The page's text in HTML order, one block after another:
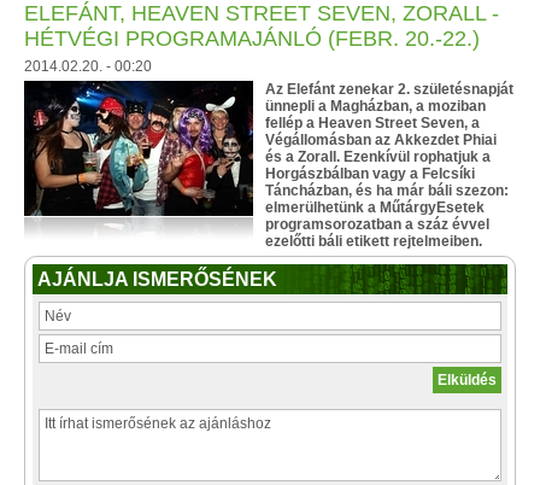
ELEFÁNT, HEAVEN STREET SEVEN, ZORALL -
HÉTVÉGI PROGRAMAJÁNLÓ (FEBR. 20.-22.)
2014.02.20. - 00:20
Az Elefánt zenekar 2. születésnapját
ünnepli a Magházban, a moziban
fellép a Heaven Street Seven, a
Végállomásban az Akkezdet Phiai
és a Zorall. Ezenkívül rophatjuk a
Horgászbálban vagy a Felcsíki
Táncházban, és ha már báli szezon:
elmerülhetünk a MűtárgyEsetek
programsorozatban a száz évvel
ezelőtti báli etikett rejtelmeiben.
AJÁNLJA ISMERŐSÉNEK